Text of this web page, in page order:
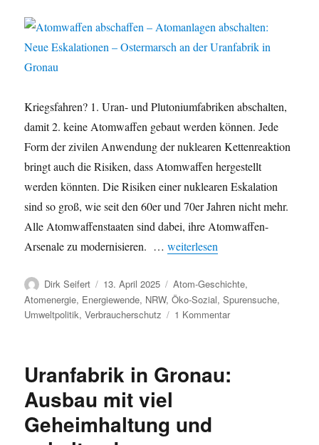
URENCO
Kriegsfahren? 1. Uran- und Plutoniumfabriken abschalten,
damit 2. keine Atomwaffen gebaut werden können. Jede
Form der zivilen Anwendung der nuklearen Kettenreaktion
bringt auch die Risiken, dass Atomwaffen hergestellt
werden könnten. Die Risiken einer nuklearen Eskalation
sind so groß, wie seit den 60er und 70er Jahren nicht mehr.
Alle Atomwaffenstaaten sind dabei, ihre Atomwaffen-
Arsenale zu modernisieren. …„Atomwaffen abschaffen –
weiterlesen
Autor
Dirk Seifert
Veröffentlicht
am
13. April 2025 Kategorien
Atom-Geschichte,
Atomenergie, Energiewende, NRW,Öko-Sozial,Spurensuche,
Umweltpolitik,Verbraucherschutz 1 Kommentarzu
Atomanlagen
Uranfabrik in Gronau:
Ausbau mit viel
Geheimhaltung und